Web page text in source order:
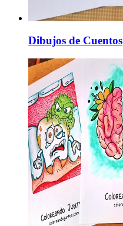
Dibujos de Cuentos